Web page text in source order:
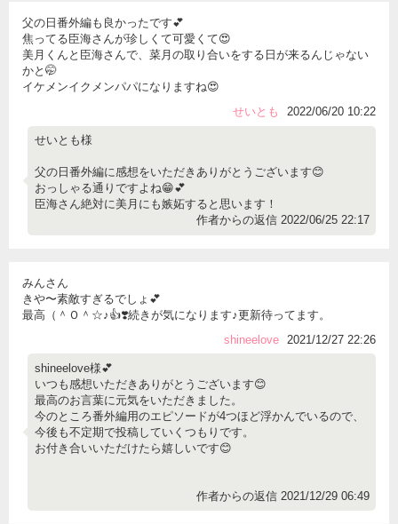
父の日番外編も良かったです💕
焦ってる臣海さんが珍しくて可愛くて😍
美月くんと臣海さんで、菜月の取り合いをする日が来るんじゃない
かと🤭
イケメンイクメンパパになりますね😍
せいとも
2022/06/20 10:22
せいとも様
父の日番外編に感想をいただきありがとうございます😊
おっしゃる通りですよね😁💕
臣海さん絶対に美月にも嫉妬すると思います！
作者からの返信 2022/06/25 22:17
みんさん
きや〜素敵すぎるでしょ💕
最高（＾Ｏ＾☆♪👍❣️続きが気になります♪更新待ってます。
shineelove
2021/12/27 22:26
shineelove様💕
いつも感想いただきありがとうございます😊
最高のお言葉に元気をいただきました。
今のところ番外編用のエピソードが4つほど浮かんでいるので、
今後も不定期で投稿していくつもりです。
お付き合いいただけたら嬉しいです😊
作者からの返信 2021/12/29 06:49